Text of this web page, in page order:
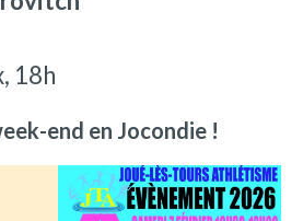
18h
end en Jocondie !